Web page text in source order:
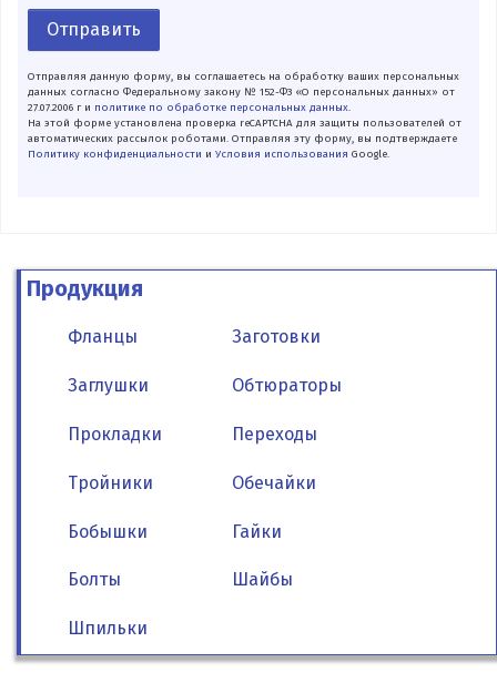
Отправить
Отправляя данную форму, вы соглашаетесь на обработку ваших персональных
данных согласно Федеральному закону № 152-ФЗ «О персональных данных» от
27.07.2006 г и политике по обработке персональных данных.
На этой форме установлена проверка reCAPTCHA для защиты пользователей от
автоматических рассылок роботами. Отправляя эту форму, вы подтверждаете
Политику конфиденциальности и Условия использования Google.
Продукция
Фланцы Заготовки
Заглушки Обтюраторы
Прокладки Переходы
Тройники Обечайки
Бобышки Гайки
Болты Шайбы
Шпильки